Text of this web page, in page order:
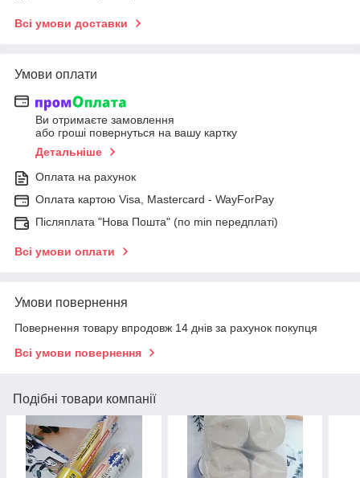
Всі умови доставки
Умови оплати
Ви отримаєте замовлення
або гроші повернуться на вашу картку
Детальніше
Оплата на рахунок
Оплата картою Visa, Mastercard - WayForPay
Післяплата "Нова Пошта" (по min передплаті)
Всі умови оплати
Умови повернення
Повернення товару впродовж 14 днів за рахунок покупця
Всі умови повернення
Подібні товари компанії